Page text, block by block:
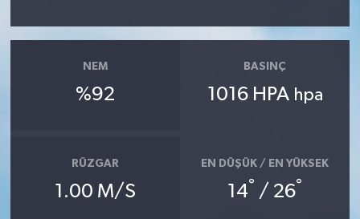
NEM
%92
BASINÇ
1016 HPA hpa
RÜZGAR
1.00 M/S
EN DÜŞÜK / EN YÜKSEK
14° / 26°